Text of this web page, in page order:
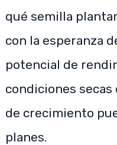
qué semilla
con la esperanza
potencial de
condiciones
de crecimiento
planes.